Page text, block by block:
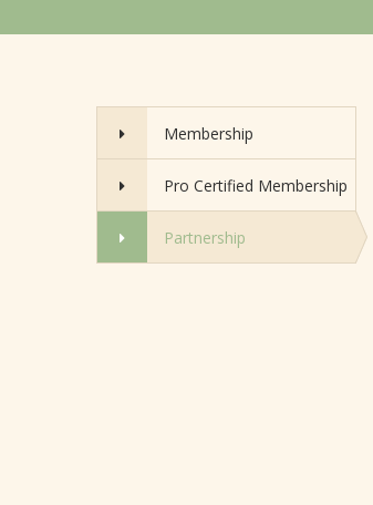
Membership
Pro Certified Membership
Partnership